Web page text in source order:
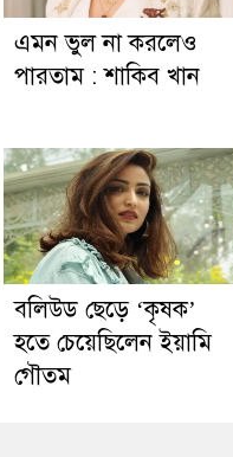
এমন ভুল না করলেও
পারতাম : শাকিব খান
বলিউড ছেড়ে ‘কৃষক’
হতে চেয়েছিলেন ইয়ামি
গৌতম